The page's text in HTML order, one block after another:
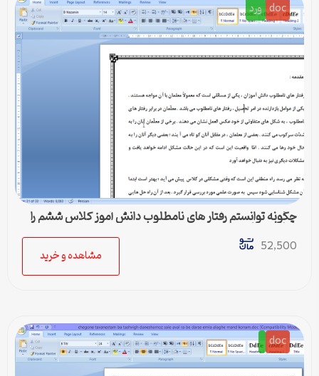
doc ورد
چگونه توانستم رفتار های نامطلوب دانش آموز کلاس ششم را
برطرف نمايم
52,500
مشاهده و خرید
doc